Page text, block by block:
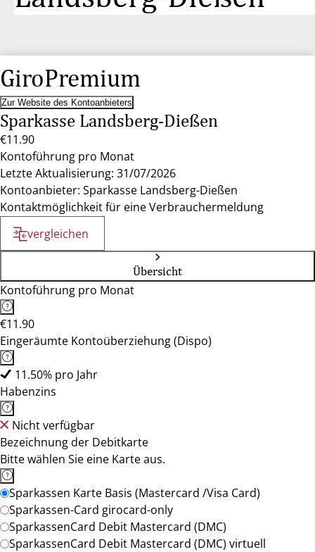
GiroPremium
Zur Website des Kontoanbieters
Sparkasse Landsberg-Dießen
€11.90
Kontoführung pro Monat
Letzte Aktualisierung: 31/07/2026
Kontoanbieter: Sparkasse Landsberg-Dießen
Kontaktmöglichkeit für eine Verbrauchermeldung
vergleichen
Übersicht
Kontoführung pro Monat
€11.90
Eingeräumte Kontoüberziehung (Dispo)
11.50% pro Jahr
Habenzins
Nicht verfügbar
Bezeichnung der Debitkarte
Bitte wählen Sie eine Karte aus.
Sparkassen Karte Basis (Mastercard /Visa Card)
Sparkassen-Card girocard-only
SparkassenCard Debit Mastercard (DMC)
SparkassenCard Debit Mastercard (DMC) virtuell